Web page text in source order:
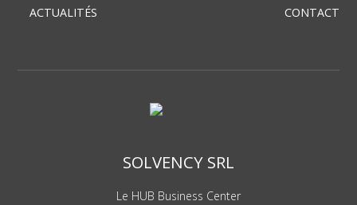
ACTUALITÉS CONTACT
SOLVENCY SRL
Le HUB Business Center